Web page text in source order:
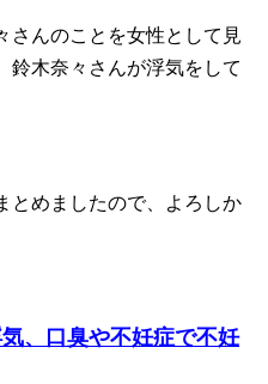
さんのことを女性として見
鈴木奈々さんが浮気をして
とめましたので、よろしか
、口臭や不妊症で不妊